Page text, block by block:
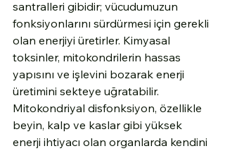
santralleri gibidir; vücudumuzun
fonksiyonlarını sürdürmesi için gerekli
olan enerjiyi üretirler. Kimyasal
toksinler, mitokondrilerin hassas
yapısını ve işlevini bozarak enerji
üretimini sekteye uğratabilir.
Mitokondriyal disfonksiyon, özellikle
beyin, kalp ve kaslar gibi yüksek
enerji ihtiyacı olan organlarda kendini